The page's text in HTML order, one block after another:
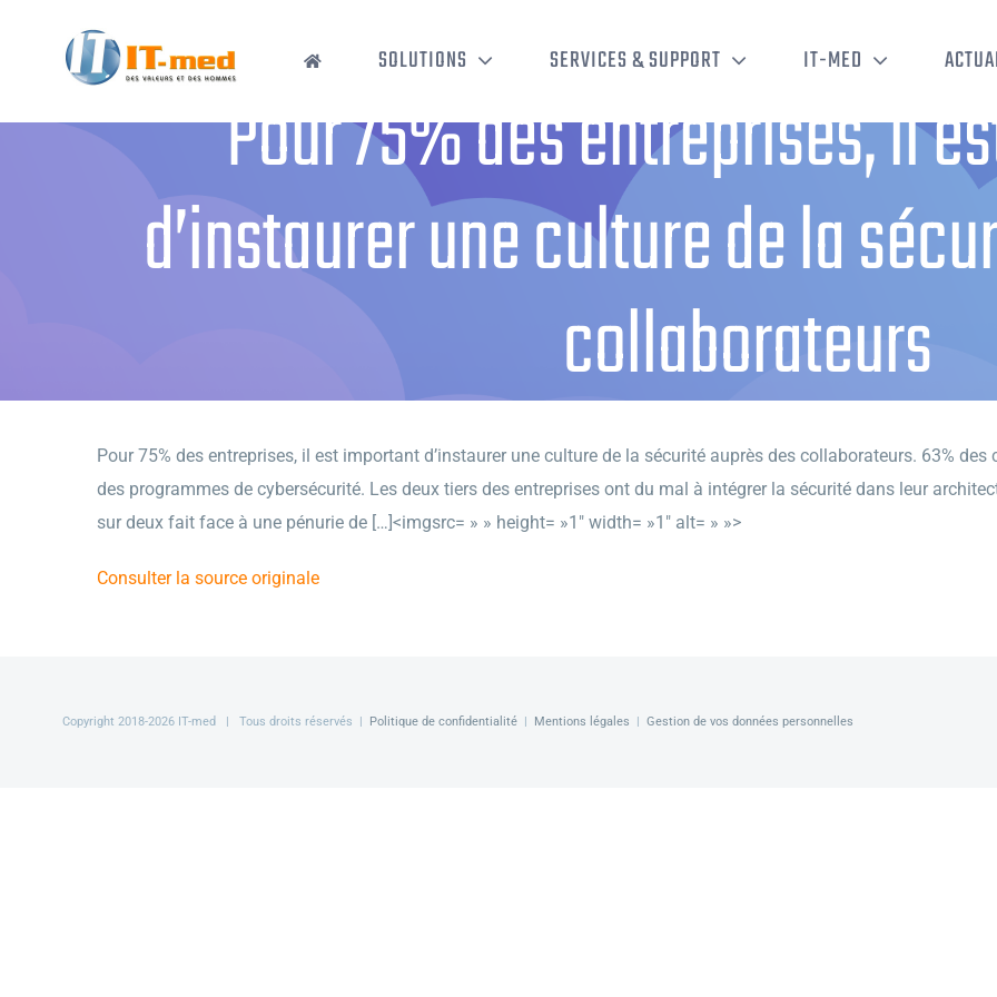
SOLUTIONS SERVICES & SUPPORT IT-MED
Pour 75% des entreprises, il
d’instaurer une culture de la
collaborateurs
Pour 75% des entreprises, il est important d’instaurer une culture de la sécurité auprès des collaborateurs. 63% des
des programmes de cybersécurité. Les deux tiers des entreprises ont du mal à intégrer la sécurité dans leur
sur deux fait face à une pénurie de […]<imgsrc= » » height= »1″ width= »1″ alt= » »>
Consulter la source originale
Copyright 2018-2026 IT-med | Tous droits réservés | Politique de confidentialité| Mentions légales | Gestion de vos données personnelles